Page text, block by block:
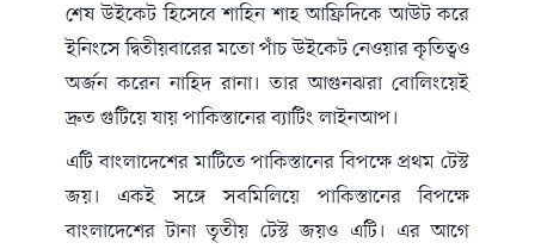
শেষ উইকেট হিসেবে শাহিন শাহ আফ্রিদিকে আউট করে
ইনিংসে দ্বিতীয়বারের মতো পাঁচ উইকেট নেওয়ার কৃতিত্বও
অর্জন করেন নাহিদ রানা। তার আগুনঝরা বোলিংয়েই
দ্রুত গুটিয়ে যায় পাকিস্তানের ব্যাটিং লাইনআপ।
এটি বাংলাদেশের মাটিতে পাকিস্তানের বিপক্ষে প্রথম টেস্ট
জয়। একই সঙ্গে সবমিলিয়ে পাকিস্তানের বিপক্ষে
বাংলাদেশের টানা তৃতীয় টেস্ট জয়ও এটি। এর আগে